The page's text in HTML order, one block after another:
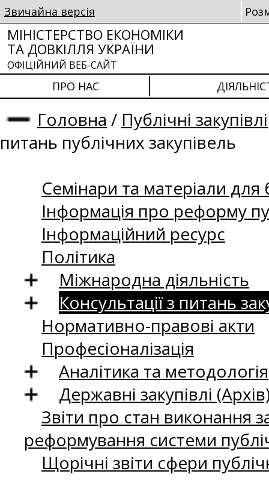
Звичайна версія
МІНІСТЕРСТВО ЕКОНОМІКИ
ТА ДОВКІЛЛЯ УКРАЇНИ
ОФІЦІЙНИЙ ВЕБ-САЙТ
ПРО НАС
Головна / Публічні закупівлі
питань публічних закупівель
Семінари та матеріали для
Інформація про реформу
Інформаційний ресурс
Політика
Міжнародна діяльність
Консультації з питань
Нормативно-правові акти
Професіоналізація
Аналітика та методологія
Державні закупівлі
Звіти про стан виконання
реформування системи
Щорічні звіти сфери